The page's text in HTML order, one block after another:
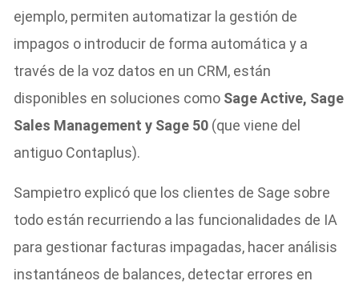
ejemplo, permiten automatizar la gestión de
impagos o introducir de forma automática y a
través de la voz datos en un CRM, están
disponibles en soluciones como Sage Active, Sage
Sales Management y Sage 50 (que viene del
antiguo Contaplus).
Sampietro explicó que los clientes de Sage sobre
todo están recurriendo a las funcionalidades de IA
para gestionar facturas impagadas, hacer análisis
instantáneos de balances, detectar errores en